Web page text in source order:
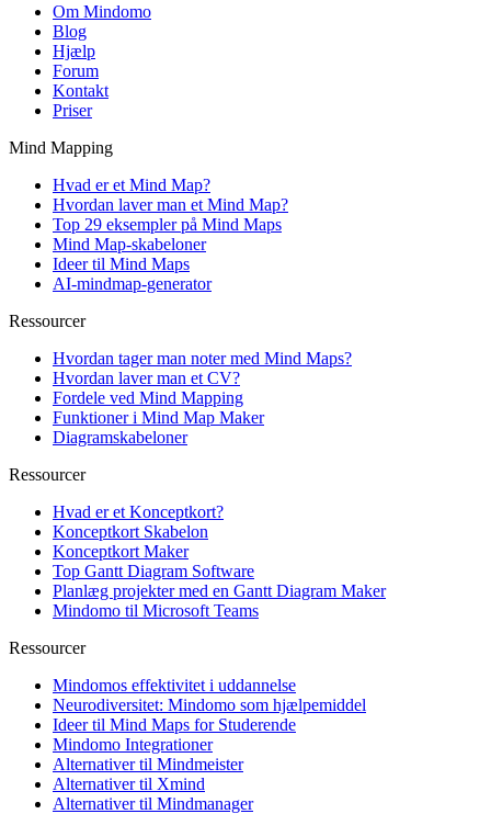
Om Mindomo
Blog
Hjælp
Forum
Kontakt
Priser
Mind Mapping
Hvad er et Mind Map?
Hvordan laver man et Mind Map?
Top 29 eksempler på Mind Maps
Mind Map-skabeloner
Ideer til Mind Maps
AI-mindmap-generator
Ressourcer
Hvordan tager man noter med Mind Maps?
Hvordan laver man et CV?
Fordele ved Mind Mapping
Funktioner i Mind Map Maker
Diagramskabeloner
Ressourcer
Hvad er et Konceptkort?
Konceptkort Skabelon
Konceptkort Maker
Top Gantt Diagram Software
Planlæg projekter med en Gantt Diagram Maker
Mindomo til Microsoft Teams
Ressourcer
Mindomos effektivitet i uddannelse
Neurodiversitet: Mindomo som hjælpemiddel
Ideer til Mind Maps for Studerende
Mindomo Integrationer
Alternativer til Mindmeister
Alternativer til Xmind
Alternativer til Mindmanager